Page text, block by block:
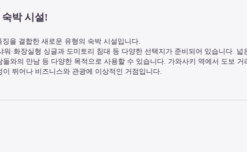
박 시설!
을 결합한 새로운 유형의 숙박 시설입니다.
·화장실형 싱글과 도미토리 침대 등 다양한 선택지가 준비되어 있습니다. 넓
와의 만남 등 다양한 목적으로 사용할 수 있습니다. 가와사키 역에서 도보 거
뛰어나 비즈니스와 관광에 이상적인 거점입니다.